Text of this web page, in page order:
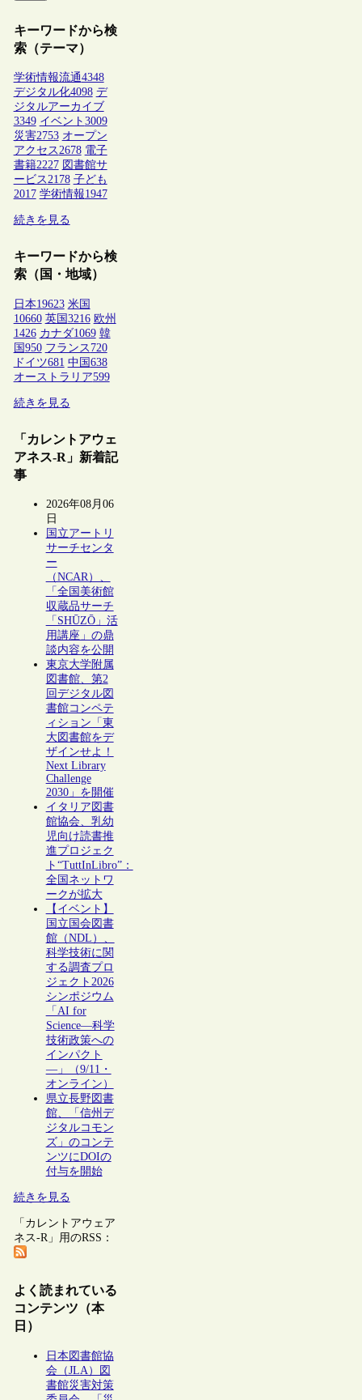
キーワードから検
索（テーマ）
学術情報流通4348
デジタル化4098 デ
ジタルアーカイブ
3349 イベント 3009
災害2753 オープン
アクセス2678 電子
書籍2227 図書館サ
ービス2178 子ども
2017 学術情報1947
続きを見る
キーワードから検
索（国・地域）
日本19623 米国
10660 英国3216 欧州
1426 カナダ1069 韓
国950 フランス 720
ドイツ681 中国638
オーストラリア599
続きを見る
「カレントアウェ
アネス-R」新着記
事
2026年08月06
日
国立アートリ
サーチセンタ
ー
（NCAR）、
「全国美術館
収蔵品サーチ
「SHŪZŌ」活
用講座」の鼎
談内容を公開
東京大学附属
図書館、第2
回デジタル図
書館コンペテ
ィション「東
大図書館をデ
ザインせよ！
Next Library
Challenge
2030」を開催
イタリア図書
館協会、乳幼
児向け読書推
進プロジェク
ト“TuttInLibro”：
全国ネットワ
ークが拡大
【イベント】
国立国会図書
館（NDL）、
科学技術に関
する調査プロ
ジェクト2026
シンポジウム
「AI for
Science―科学
技術政策への
インパクト
―」（9/11・
オンライン）
県立長野図書
館、「信州デ
ジタルコモン
ズ」のコンテ
ンツにDOIの
付与を開始
続きを見る
「カレントアウェア
ネス-R」用のRSS：
よく読まれている
コンテンツ（本
日）
日本図書館協
会（JLA）図
書館災害対策